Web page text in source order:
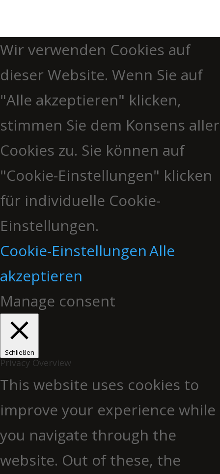
Wir verwenden Cookies auf
dieser Website. Wenn Sie auf
"Alle akzeptieren" klicken,
stimmen Sie dem Konsens aller
Cookies zu. Sie können auf
"Cookie-Einstellungen" klicken
für individuelle Cookie-
Einstellungen.
Cookie-EinstellungenAlle
akzeptieren
Manage consent
Schließen
Privacy Overview
This website uses cookies to
improve your experience while
you navigate through the
website. Out of these, the